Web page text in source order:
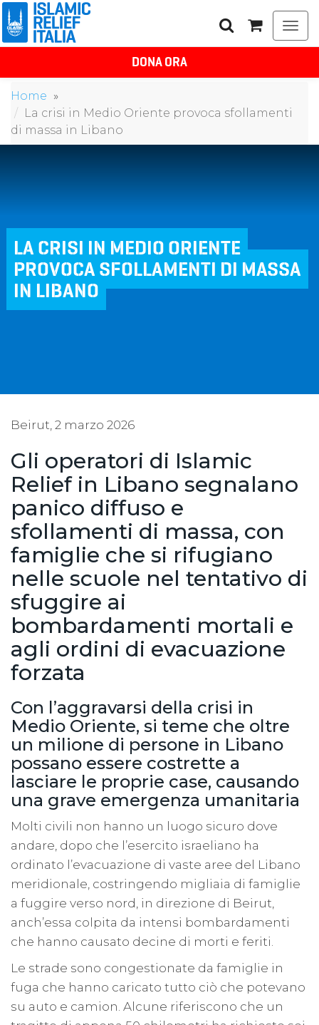
DONA ORA
Home
La crisi in Medio Oriente provoca sfollamenti
di massa in Libano
LA CRISI IN MEDIO ORIENTE
PROVOCA SFOLLAMENTI DI MASSA
IN LIBANO
Beirut, 2 marzo 2026
Gli operatori di Islamic
Relief in Libano segnalano
panico diffuso e
sfollamenti di massa, con
famiglie che si rifugiano
nelle scuole nel tentativo di
sfuggire ai
bombardamenti mortali e
agli ordini di evacuazione
forzata
Con l’aggravarsi della crisi in
Medio Oriente, si teme che oltre
un milione di persone in Libano
possano essere costrette a
lasciare le proprie case, causando
una grave emergenza umanitaria
Molti civili non hanno un luogo sicuro dove
andare, dopo che l’esercito israeliano ha
ordinato l’evacuazione di vaste aree del Libano
meridionale, costringendo migliaia di famiglie
a fuggire verso nord, in direzione di Beirut,
anch’essa colpita da intensi bombardamenti
che hanno causato decine di morti e feriti.
Le strade sono congestionate da famiglie in
fuga che hanno caricato tutto ciò che potevano
su auto e camion. Alcune riferiscono che un